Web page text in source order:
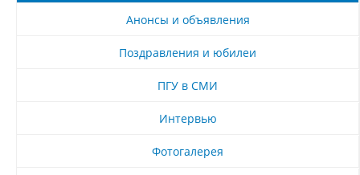
Анонсы и объявления
Поздравления и юбилеи
ПГУ в СМИ
Интервью
Фотогалерея